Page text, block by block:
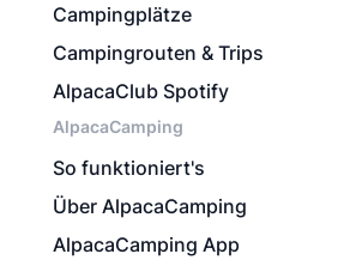
Campingplätze
Campingrouten & Trips
AlpacaClub Spotify
AlpacaCamping
So funktioniert's
Über AlpacaCamping
AlpacaCamping App